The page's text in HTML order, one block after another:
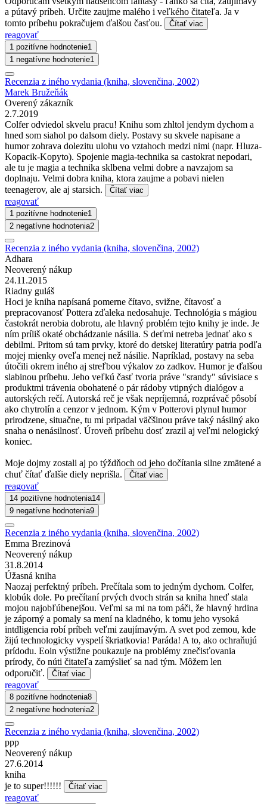
a pútavý príbeh. Určite zaujme malého i veľkého čitateľa. Ja v
tomto príbehu pokračujem ďalšou časťou.
Čítať viac
reagovať
1 pozitívne hodnotenie1
1 negatívne hodnotenie1
Recenzia z iného vydania (kniha, slovenčina, 2002)
Marek Bružeňák
Overený zákazník
2.7.2019
Colfer odviedol skvelu pracu! Knihu som zhltol jendym dychom a
hned som siahol po dalsom diely. Postavy su skvele napisane a
humor zohrava dolezitu ulohu vo vztahoch medzi nimi (napr. Hluza-
Kopacik-Kopyto). Spojenie magia-technika sa castokrat nepodari,
ale tu je magia a technika sklbena velmi dobre a navzajom sa
doplnaju. Velmi dobra kniha, ktora zaujme a pobavi nielen
teenagerov, ale aj starsich.
Čítať viac
reagovať
1 pozitívne hodnotenie1
2 negatívne hodnotenia2
Recenzia z iného vydania (kniha, slovenčina, 2002)
Adhara
Neoverený nákup
24.11.2015
Riadny guláš
Hoci je kniha napísaná pomerne čítavo, svižne, čítavosť a
prepracovanosť Pottera zďaleka nedosahuje. Technológia s mágiou
častokrát nerobia dobrotu, ale hlavný problém tejto knihy je inde. Je
ním príliš okaté obchádzanie násilia. S deťmi netreba jednať ako s
debilmi. Pritom sú tam prvky, ktoré do detskej literatúry patria podľa
mojej mienky oveľa menej než násilie. Napríklad, postavy na seba
útočili okrem iného aj streľbou výkalov zo zadkov. Humor je ďalšou
slabinou príbehu. Jeho veľkú časť tvoria práve "srandy" súvisiace s
produktmi trávenia obohatené o pár rádoby vtipných dialógov a
autorských rečí. Autorská reč je však nepríjemná, rozprávač pôsobí
ako chytrolín a cenzor v jednom. Kým v Potterovi plynul humor
prirodzene, situačne, tu mi pripadal väčšinou práve taký násilný ako
snaha o nenásilnosť. Úroveň príbehu dosť zrazil aj veľmi nelogický
koniec.
Moje dojmy zostali aj po týždňoch od jeho dočítania silne zmätené a
chuť čítať ďalšie diely neprišla.
Čítať viac
reagovať
14 pozitívne hodnotenia14
9 negatívne hodnotenia9
Recenzia z iného vydania (kniha, slovenčina, 2002)
Emma Brezinová
Neoverený nákup
31.8.2014
Úžasná kniha
Naozaj perfektný príbeh. Prečítala som to jedným dychom. Colfer,
klobúk dole. Po prečítaní prvých dvoch strán sa kniha hneď stala
mojou najobľúbenejšou. Veľmi sa mi na tom páči, že hlavný hrdina
je záporný a pomaly sa mení na kladného, k tomu jeho vysoká
intdligencia robí príbeh veľmi zaujímavým. A svet pod zemou, kde
žijú technologicky vyspelí škriatkovia! Paráda! A to, ako ochraňujú
prídodu. Eoin výstižne poukazuje na problémy znečisťovania
prírody, čo núti čitateľa zamýslieť sa nad tým. Môžem len
odporučiť.
Čítať viac
reagovať
8 pozitívne hodnotenia8
2 negatívne hodnotenia2
Recenzia z iného vydania (kniha, slovenčina, 2002)
ppp
Neoverený nákup
27.6.2014
kniha
je to super!!!!!!
Čítať viac
reagovať